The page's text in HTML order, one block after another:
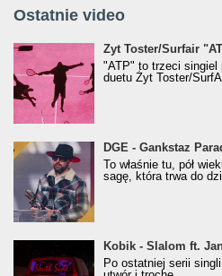
Ostatnie video
Żyt Toster/SurfAir - ATP
Żyt Toster/Surfair
"ATP" to trzeci singiel
duetu Żyt Toster/
donGURALesko z nagrodą
Klasyczny/Trueschoolowy
(Popkillery 2023)
DGE - Gankstaz
To właśnie tu, pół
sagę, która trwa do
Kobik - Slalom ft. Jan-
[Official Music Visualiser]
Kobik - Slalom ft.
Po ostatniej serii